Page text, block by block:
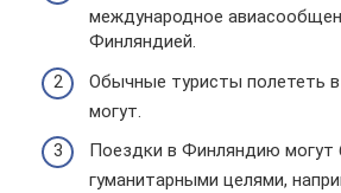
международное
Финляндией.
Обычные туристы полететь
могут.
Поездки в Финляндию могут
гуманитарными целями,